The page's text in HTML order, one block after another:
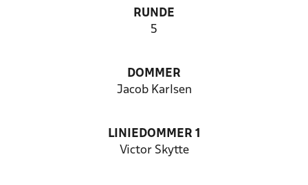
RUNDE
5
DOMMER
Jacob Karlsen
LINIEDOMMER 1
Victor Skytte